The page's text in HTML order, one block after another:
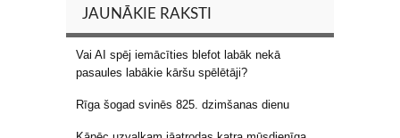
JAUNĀKIE RAKSTI
Vai AI spēj iemācīties blefot labāk nekā
pasaules labākie kāršu spēlētāji?
Rīga šogad svinēs 825. dzimšanas dienu